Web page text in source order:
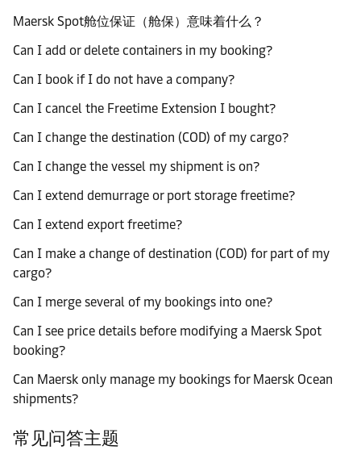
Maersk Spot舱位保证（舱保）意味着什么？
Can I add or delete containers in my booking?
Can I book if I do not have a company?
Can I cancel the Freetime Extension I bought?
Can I change the destination (COD) of my cargo?
Can I change the vessel my shipment is on?
Can I extend demurrage or port storage freetime?
Can I extend export freetime?
Can I make a change of destination (COD) for part of my
cargo?
Can I merge several of my bookings into one?
Can I see price details before modifying a Maersk Spot
booking?
Can Maersk only manage my bookings for Maersk Ocean
shipments?
常见问答主题